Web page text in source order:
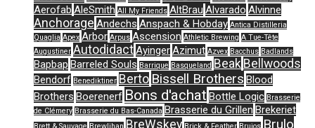
Aerofab AleSmith All My Friends AltBrau Alvarado Alvinne
Anchorage Andechs Anspach & Hobday Antica Distilleria
Quaglia Apex Arbor Arpus Ascension Athletic Brewing A Tue-Tête
Augustiner AutodidactAyingerAzimut Azvex Bacchus Badlands
Bapbap Barreled Souls Barrique Basqueland Beak Bellwoods
Bendorf Benediktiner Berto Bissell Brothers Blood
Brothers Boerenerf Bons d'achat Bottle Logic Brasserie
de Clémery Brasserie du Bas-Canada Brasserie du Grillen Brekeriet
BreWskey Brulo